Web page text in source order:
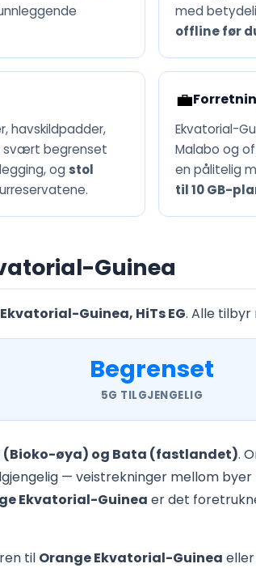
med
offline før
havskildpadder,
svært begrenset
og stol
💼
Ekvatorial-
Malabo og
en pålitelig
til 10 GB-
Guinea
Guinea, HiTs EG. Alle tilbyr
Begrenset
5G TILGJENGELIG
(Bioko-øya) og Bata (fastlandet).
— veistrekninger mellom
Ekvatorial-Guinea er det
til Orange Ekvatorial-Guinea eller